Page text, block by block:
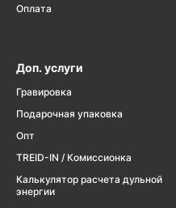
Оплата
Доп. услуги
Гравировка
Подарочная упаковка
Опт
TREID-IN / Комиссионка
Калькулятор расчета дульной
энергии